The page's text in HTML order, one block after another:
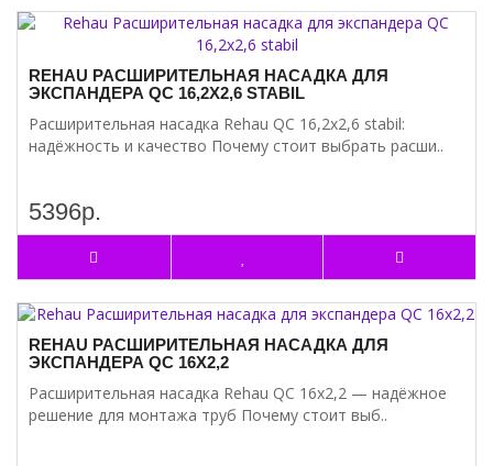
REHAU РАСШИРИТЕЛЬНАЯ НАСАДКА ДЛЯ
ЭКСПАНДЕРА QC 16,2Х2,6 STABIL
Расширительная насадка Rehau QC 16,2х2,6 stabil:
надёжность и качество Почему стоит выбрать расши..
5396р.
REHAU РАСШИРИТЕЛЬНАЯ НАСАДКА ДЛЯ
ЭКСПАНДЕРА QC 16Х2,2
Расширительная насадка Rehau QC 16х2,2 — надёжное
решение для монтажа труб Почему стоит выб..